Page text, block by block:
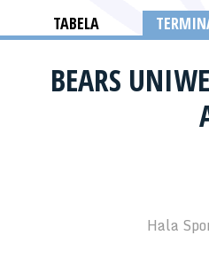
TABELA
BEARS
Hala